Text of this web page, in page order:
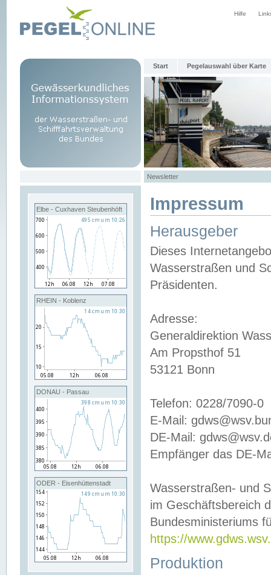
Hilfe
Start Pegelauswahl über Karte
Newsletter
Elbe - Cuxhaven Steubenhöft
RHEIN - Koblenz
DONAU - Passau
ODER - Eisenhüttenstadt
Impressum
Herausgeber
Dieses
Wasserstraßen und
Präsidenten.
Adresse:
Generaldirektion
Am Propsthof 51
53121 Bonn
Telefon: 0228/7090-0
E-Mail:
DE-Mail:
Empfänger das DE-
Wasserstraßen- und
im Geschäftsbereich
Bundesministeriums
https://
Produktion